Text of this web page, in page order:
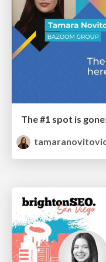
The #1 spot is